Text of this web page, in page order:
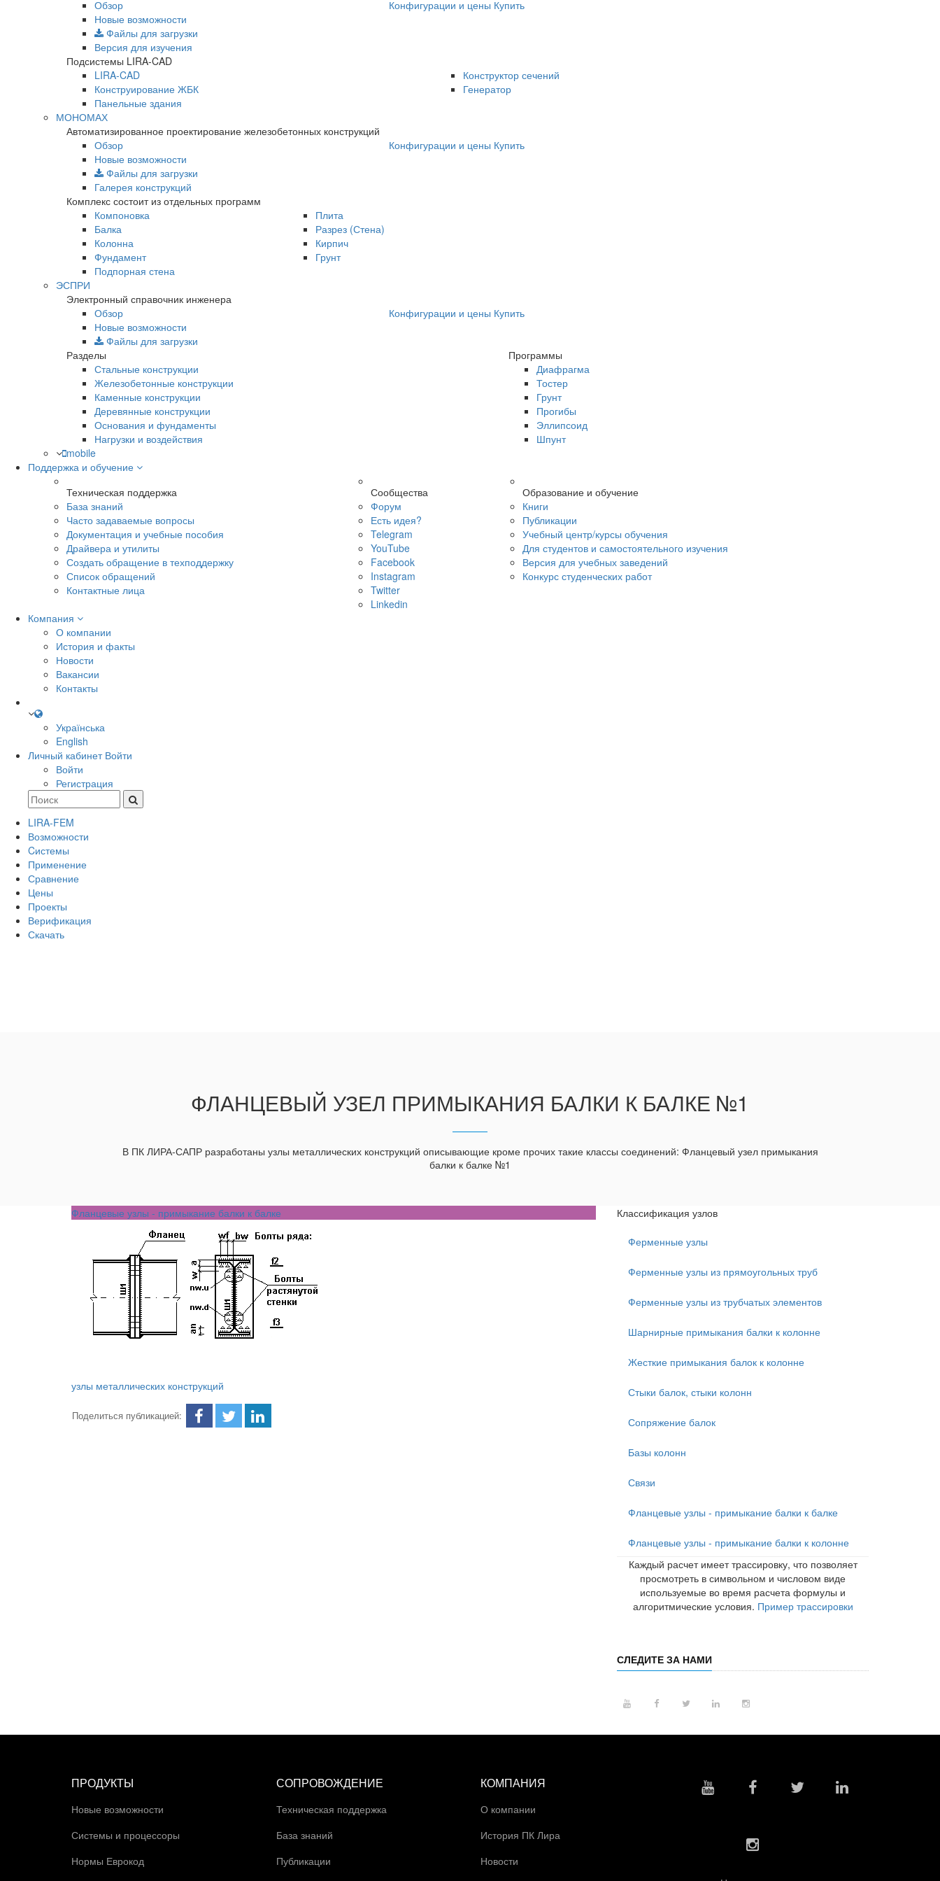
Обзор
Новые возможности
Файлы для загрузки
Версия для изучения
Конфигурации и цены Купить
Подсистемы LIRA-CAD
LIRA-CAD
Конструирование ЖБК
Панельные здания
Конструктор сечений
Генератор
МОНОМАХ
Автоматизированное проектирование железобетонных конструкций
Обзор
Новые возможности
Файлы для загрузки
Галерея конструкций
Конфигурации и цены Купить
Комплекс состоит из отдельных программ
Компоновка
Балка
Колонна
Фундамент
Подпорная стена
Плита
Разрез (Стена)
Кирпич
Грунт
ЭСПРИ
Электронный справочник инженера
Обзор
Новые возможности
Файлы для загрузки
Конфигурации и цены Купить
Разделы
Программы
Стальные конструкции
Железобетонные конструкции
Каменные конструкции
Деревянные конструкции
Основания и фундаменты
Нагрузки и воздействия
Диафрагма
Тостер
Грунт
Прогибы
Эллипсоид
Шпунт
mobile
Поддержка и обучение
Техническая поддержка
База знаний
Часто задаваемые вопросы
Документация и учебные пособия
Драйвера и утилиты
Создать обращение в техподдержку
Список обращений
Контактные лица
Сообщества
Форум
Есть идея?
Telegram
YouTube
Facebook
Instagram
Twitter
Linkedin
Образование и обучение
Книги
Публикации
Учебный центр/курсы обучения
Для студентов и самостоятельного изучения
Версия для учебных заведений
Конкурс студенческих работ
Компания
О компании
История и факты
Новости
Вакансии
Контакты
Українська
English
Личный кабинет Войти
Войти
Регистрация
LIRA-FEM
Возможности
Cистемы
Применение
Сравнение
Цены
Проекты
Верификация
Скачать
ФЛАНЦЕВЫЙ УЗЕЛ ПРИМЫКАНИЯ БАЛКИ К БАЛКЕ №1
В ПК ЛИРА-САПР разработаны узлы металлических конструкций описывающие кроме прочих такие классы соединений: Фланцевый узел примыкания
балки к балке №1
Фланцевые узлы - примыкание балки к балке
узлы металлических конструкций
Поделиться публикацией:
Классификация узлов
Ферменные узлы
Ферменные узлы из прямоугольных труб
Ферменные узлы из трубчатых элементов
Шарнирные примыкания балки к колонне
Жесткие примыкания балок к колонне
Стыки балок, стыки колонн
Сопряжение балок
Базы колонн
Связи
Фланцевые узлы - примыкание балки к балке
Фланцевые узлы - примыкание балки к колонне
Каждый расчет имеет трассировку, что позволяет
просмотреть в символьном и числовом виде
используемые во время расчета формулы и
алгоритмические условия. Пример трассировки
СЛЕДИТЕ ЗА НАМИ
ПРОДУКТЫ
Новые возможности
Системы и процессоры
Нормы Еврокод
СОПРОВОЖДЕНИЕ
Техническая поддержка
База знаний
Публикации
КОМПАНИЯ
О компании
История ПК Лира
Новости